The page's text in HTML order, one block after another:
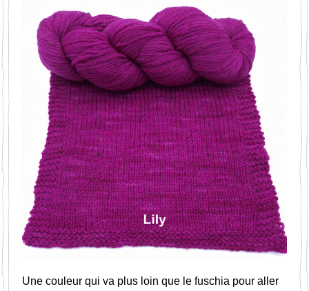
Une couleur qui va plus loin que le fuschia pour aller